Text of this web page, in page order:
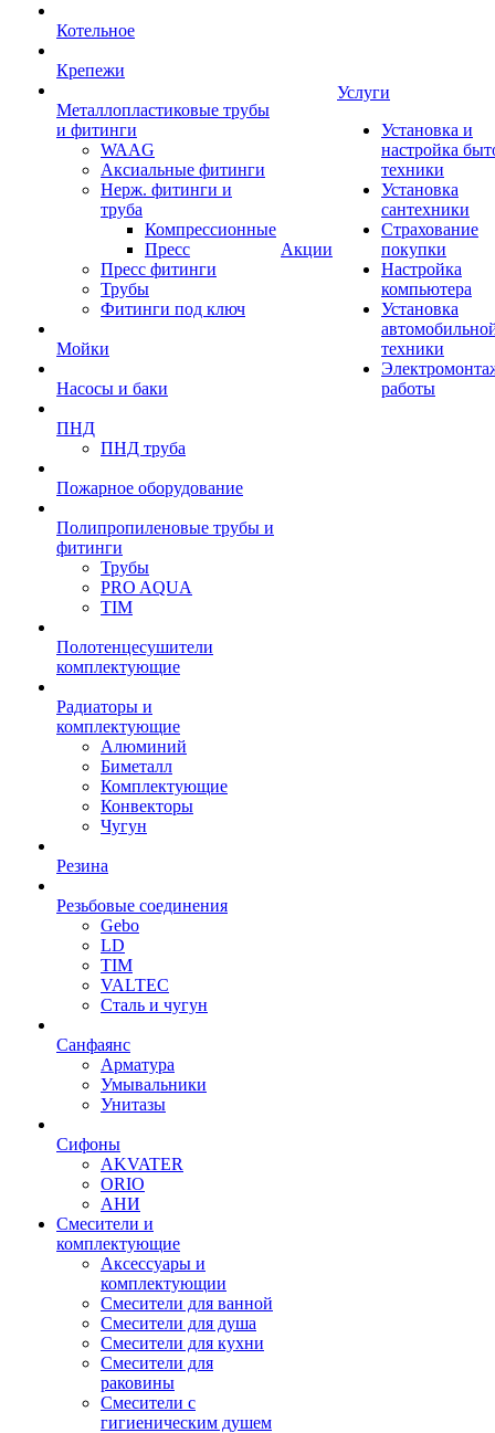
Котельное
Крепежи
Металлопластиковые трубы
и фитинги
WAAG
Аксиальные фитинги
Нерж. фитинги и
труба
Компрессионные
Пресс
Пресс фитинги
Трубы
Фитинги под ключ
Мойки
Насосы и баки
ПНД
ПНД труба
Пожарное оборудование
Полипропиленовые трубы и
фитинги
Трубы
PRO AQUA
TIM
Полотенцесушители
комплектующие
Радиаторы и
комплектующие
Алюминий
Биметалл
Комплектующие
Конвекторы
Чугун
Резина
Резьбовые соединения
Gebo
LD
TIM
VALTEC
Сталь и чугун
Санфаянс
Арматура
Умывальники
Унитазы
Сифоны
AKVATER
ORIO
АНИ
Смесители и
комплектующие
Аксессуары и
комплектующии
Смесители для ванной
Смесители для душа
Смесители для кухни
Смесители для
раковины
Смесители с
гигиеническим душем
Акции
Услуги
Установка и
настройка
техники
Установка
сантехники
Страхование
покупки
Настройка
компьютера
Установка
техники
работы